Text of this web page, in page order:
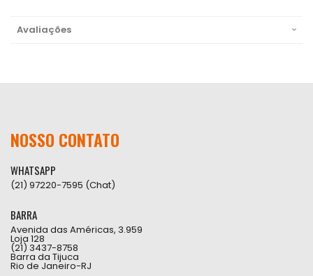
Avaliações
NOSSO CONTATO
WHATSAPP
(21) 97220-7595 (Chat)
BARRA
Avenida das Américas, 3.959
Loja 128
(21) 3437-8758
Barra da Tijuca
Rio de Janeiro-RJ